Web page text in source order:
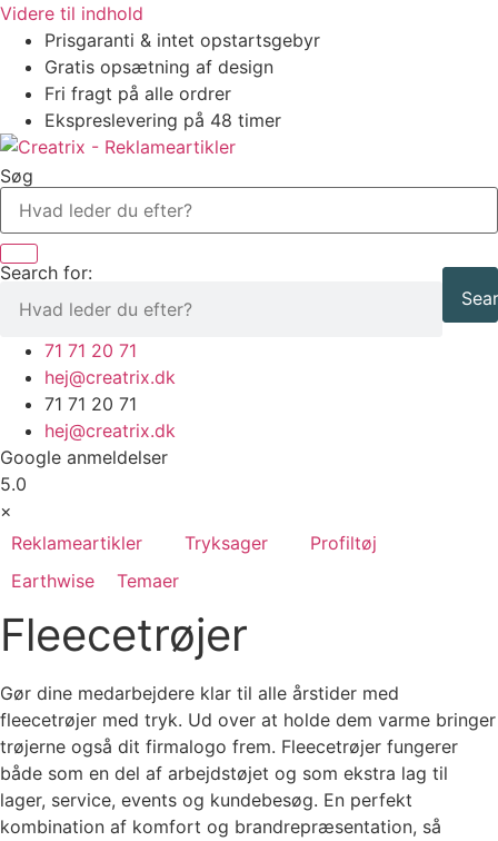
Videre til indhold
Prisgaranti & intet opstartsgebyr
Gratis opsætning af design
Fri fragt på alle ordrer
Ekspreslevering på 48 timer
Søg
Search for:
71 71 20 71
hej@creatrix.dk
71 71 20 71
hej@creatrix.dk
Google anmeldelser
5.0
×
Reklameartikler
Tryksager
Profiltøj
Earthwise
Temaer
Fleecetrøjer
Gør dine medarbejdere klar til alle årstider med
fleecetrøjer med tryk. Ud over at holde dem varme bringer
trøjerne også dit firmalogo frem. Fleecetrøjer fungerer
både som en del af arbejdstøjet og som ekstra lag til
lager, service, events og kundebesøg. En perfekt
kombination af komfort og brandrepræsentation, så